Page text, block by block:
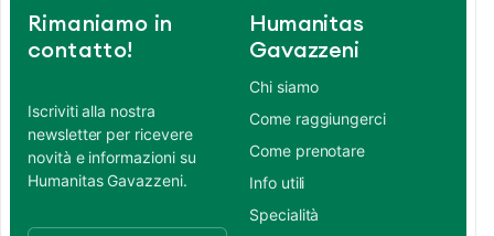
Rimaniamo in
contatto!
Iscriviti alla nostra
newsletter per ricevere
novità e informazioni su
Humanitas Gavazzeni.
Humanitas
Gavazzeni
Chi siamo
Come raggiungerci
Come prenotare
Info utili
Specialità